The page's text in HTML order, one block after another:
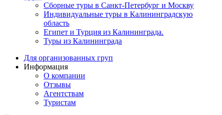
Сборные туры в Санкт-Петербург и Москву
Индивидуальные туры в Калининградскую
область
Египет и Турция из Калининграда.
Туры из Калининграда
Для организованных груп
Информация
О компании
Отзывы
Агентствам
Туристам